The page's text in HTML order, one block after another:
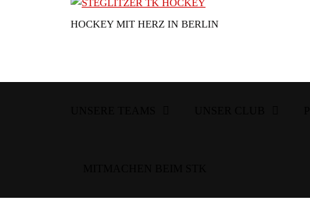
HOCKEY MIT HERZ IN BERLIN